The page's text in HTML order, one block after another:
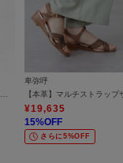
イズでちょうどよかっ
クなものを履きたいと
足元から華やぐ きらきらチューブサンダル
卑弥呼
¥19,635
15%OFF
さらに5%OFF